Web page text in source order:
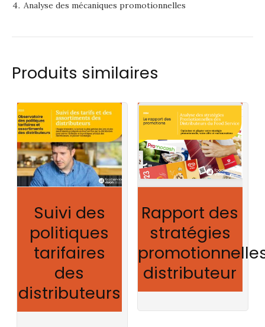
Téléphone de
Contact
J’ai lu et accepte lapolitique de confidentialitéde ce site
Analyse des mécaniques promotionnelles
Produits similaires
Suivi des
politiques
tarifaires
des
distributeurs
Rapport des
stratégies
distributeur